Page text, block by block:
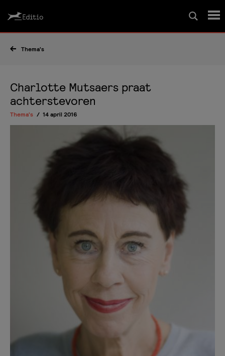
Thema's
Charlotte Mutsaers praat
achterstevoren
Thema's 14 april 2016